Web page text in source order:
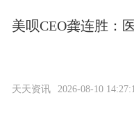
美呗CEO龚连胜：
天天资讯 2026-08-10